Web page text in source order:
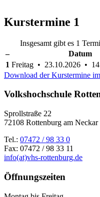
Kurstermine 1
Insgesamt gibt es 1
–
Datum
1 Freitag • 23.10.2026 •
Download der Kurstermine
Volkshochschule
Sprollstraße 22
72108 Rottenburg am Neckar
Tel.: 07472 / 98 33 0
Fax: 07472 / 98 33 11
info(at)vhs-rottenburg.de
Öffnungszeiten